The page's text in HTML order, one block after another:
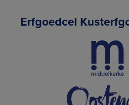
Erfgoedcel